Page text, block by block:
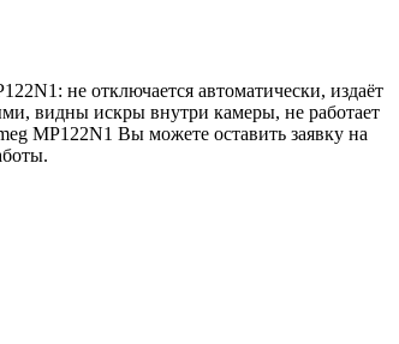
не отключается автоматически, издаёт
видны искры внутри камеры, не работает
MP122N1 Вы можете оставить заявку на